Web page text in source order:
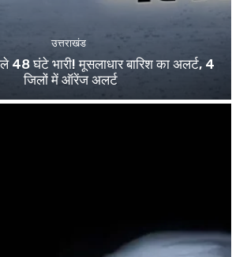
उत्तराखंड
48 घंटे भारी! मूसलाधार बारिश का अलर्ट, 4
जिलों में ऑरेंज अलर्ट